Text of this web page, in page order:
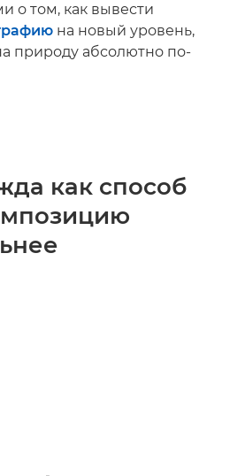
о том, как вывести
на новый уровень,
природу абсолютно по-
как способ